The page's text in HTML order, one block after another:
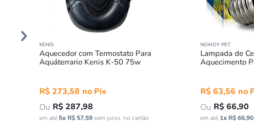
KENIS
Aquecedor com Termostato Para
Aquáterrario Kenis K-50 75w
R$273,58
R$287,98
em até5x R$ 57,59sem juros
NOMOY PET
Lampada de
Aquecimento
R$63,56
R$66,90
em até 1x R$ 66,90